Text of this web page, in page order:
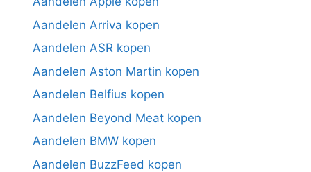
Aandelen Arriva kopen
Aandelen ASR kopen
Aandelen Aston Martin kopen
Aandelen Belfius kopen
Aandelen Beyond Meat kopen
Aandelen BMW kopen
Aandelen BuzzFeed kopen